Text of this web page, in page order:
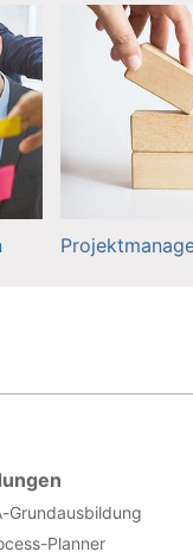
Grundausbildung
Planner